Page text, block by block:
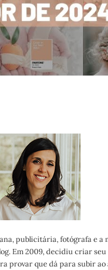
publicitária, fotógrafa e a
Em 2009, decidiu criar
provar que dá para subir